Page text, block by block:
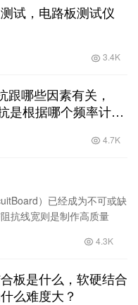
试，电路板测试仪
3.4K
跟哪些因素有关，
是根据哪个频率计算
4.7K
）已经成为不可或缺
抗线宽则是制作高质量
4.3K
板是什么，软硬结合
么难度大？